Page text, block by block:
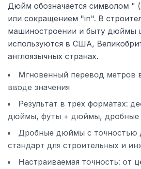
Дюйм обозначается символом "
или сокращением "in". В
машиностроении и быту дюймы
используются в США,
англоязычных странах.
Мгновенный перевод метров
вводе значения
Результат в трёх форматах:
дюймы, футы + дюймы,
Дробные дюймы с точностью
стандарт для строительных и
Настраиваемая точность: от